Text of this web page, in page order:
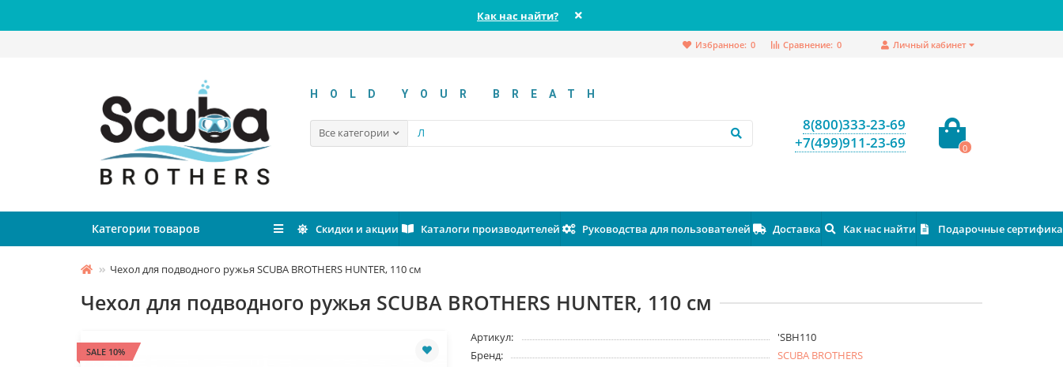
Как нас найти?
Личный кабинет
Сравнение: 0
Избранное: 0
HOLD YOUR BREATH
Все категории
8(800)333-23-69
+7(499)911-23-69
0
Категории товаров Скидки и акции Каталоги производителей Руководства для пользователей Доставка Как нас найти Подарочные
Чехол для подводного ружья SCUBA BROTHERS HUNTER, 110 см
Чехол для подводного ружья SCUBA BROTHERS HUNTER, 110 см
SALE 10%
Артикул:
'SBH110
Бренд:
SCUBA BROTHERS